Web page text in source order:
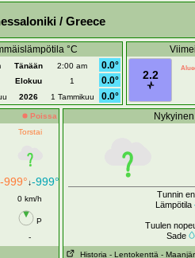
/ Greece
°C
Tänään 2:00 am
0.0°
Elokuu 1
0.0°
2026 1 Tammikuu 0.0°
2.2
Poissa
Torstai
-999°↓-999°
0 km/h
P
-
Tunnin
Lämpötila
Tuulen
Sade
Historia - Lentokenttä -